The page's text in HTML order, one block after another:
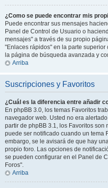
¿Como se puede encontrar mis
Puede encontrar sus mensajes
Panel de Control de Usuario o
mensajes" a través de su propio
"Enlaces rápidos" en la parte
la página de búsqueda avanzada y
Arriba
Suscripciones y Favoritos
¿Cuál es la diferencia entre añadir
En phpBB 3.0, los temas Favoritos
navegador web. Usted no era
partir de phpBB 3.1, los Favoritos son
puede ser notificado cuando un tema
embargo, se le avisará de que hay
propio foro. Las opciones de
se pueden configurar en el Panel de
Foros".
Arriba